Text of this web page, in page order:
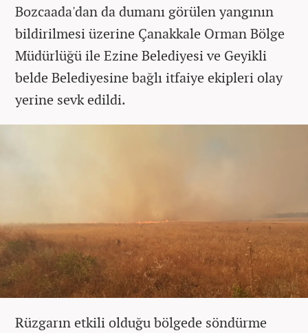
Bozcaada'dan da dumanı görülen yangının
bildirilmesi üzerine Çanakkale Orman Bölge
Müdürlüğü ile Ezine Belediyesi ve Geyikli
belde Belediyesine bağlı itfaiye ekipleri olay
yerine sevk edildi.
Rüzgarın etkili olduğu bölgede söndürme